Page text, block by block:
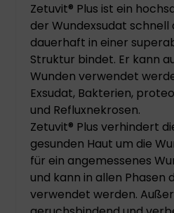
Zetuvit® Plus ist ein
der Wundexsudat
dauerhaft in einer
Struktur bindet. Er kann
Wunden verwendet
Exsudat, Bakterien,
und Refluxnekrosen.
Zetuvit® Plus verhindert
gesunden Haut um die
für ein angemessenes
und kann in allen Phasen
verwendet werden.